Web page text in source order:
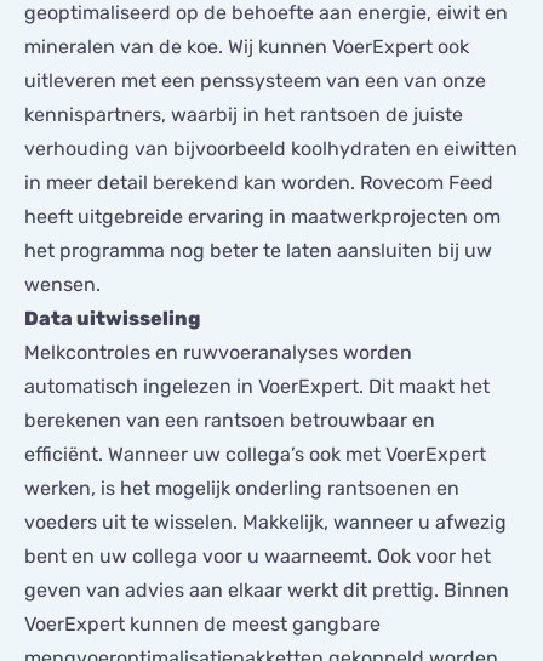
geoptimaliseerd op de behoefte aan energie, eiwit en
mineralen van de koe. Wij kunnen VoerExpert ook
uitleveren met een penssysteem van een van onze
kennispartners, waarbij in het rantsoen de juiste
verhouding van bijvoorbeeld koolhydraten en eiwitten
in meer detail berekend kan worden. Rovecom Feed
heeft uitgebreide ervaring in maatwerkprojecten om
het programma nog beter te laten aansluiten bij uw
wensen.
Data uitwisseling
Melkcontroles en ruwvoeranalyses worden
automatisch ingelezen in VoerExpert. Dit maakt het
berekenen van een rantsoen betrouwbaar en
efficiënt. Wanneer uw collega’s ook met VoerExpert
werken, is het mogelijk onderling rantsoenen en
voeders uit te wisselen. Makkelijk, wanneer u afwezig
bent en uw collega voor u waarneemt. Ook voor het
geven van advies aan elkaar werkt dit prettig. Binnen
VoerExpert kunnen de meest gangbare